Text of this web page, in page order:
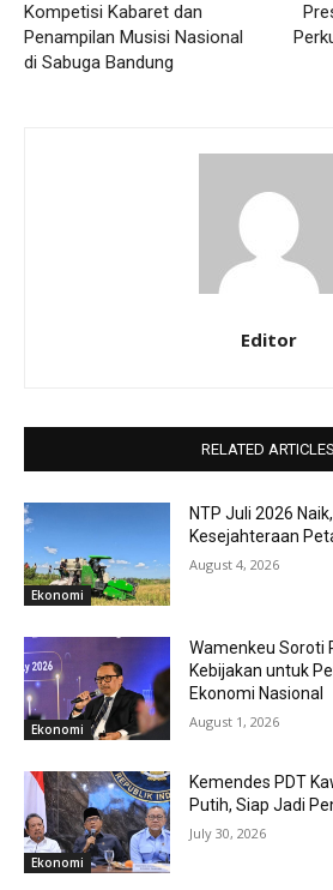
Kompetisi Kabaret dan
Penampilan Musisi Nasional
di Sabuga Bandung
Editor
RELATED ARTICLES
Ekonomi
NTP Juli 2026
Kesejahteraan
August 4, 2026
Ekonomi
Wamenkeu Soroti
Kebijakan untuk
Ekonomi Nasional
August 1, 2026
Ekonomi
Kemendes PDT
Putih, Siap Jadi
July 30, 2026